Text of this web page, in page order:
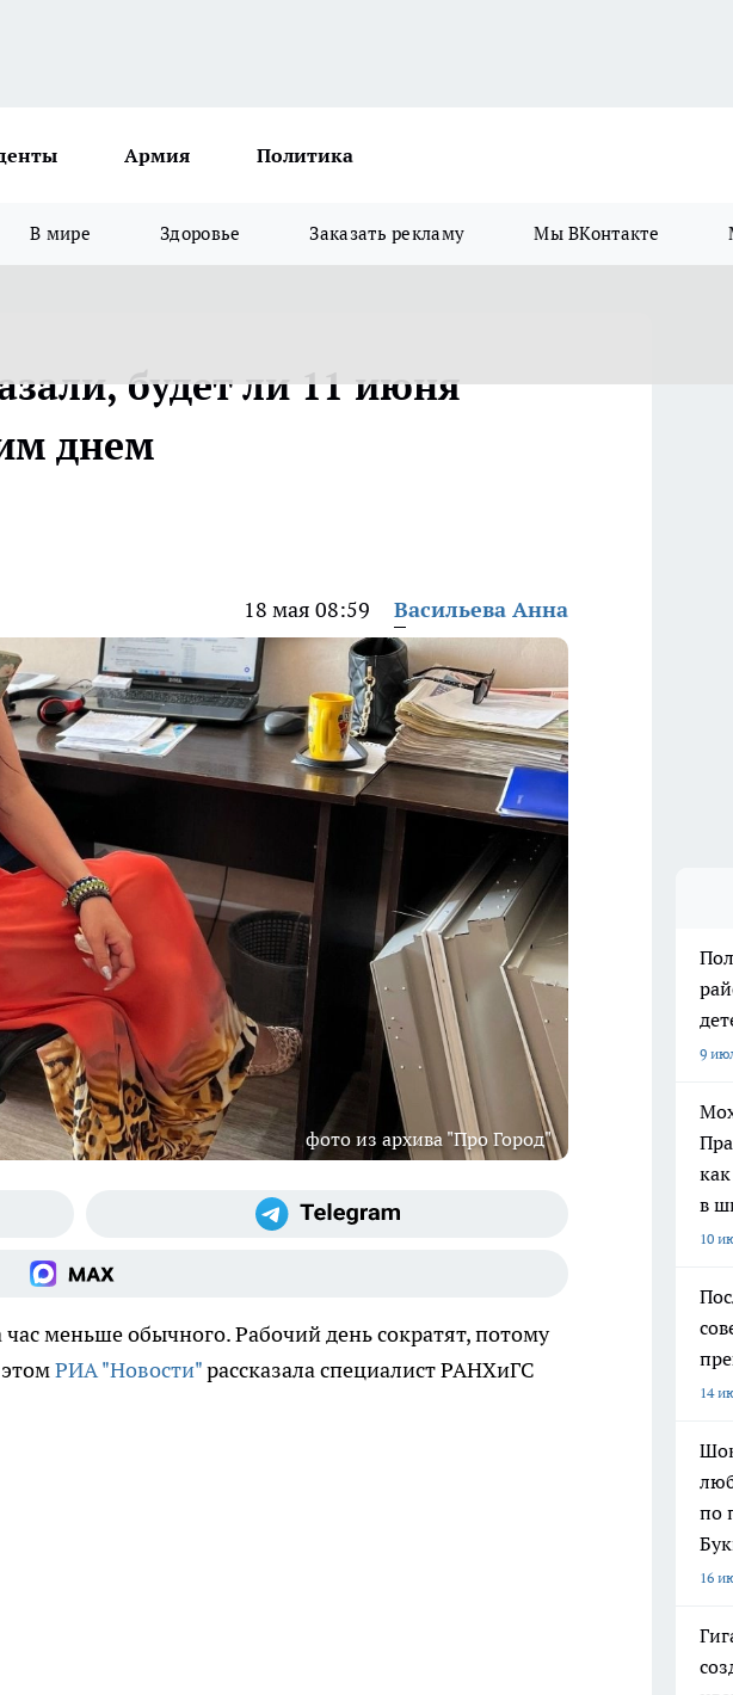
Армия Политика
В мире Здоровье Заказать рекламу Мы ВКонтакте
будет ли 11 июня
днем
18 мая 08:59 Васильева Анна
фото из архива "Про Город"
меньше обычного. Рабочий день сократят, потому
РИА "Новости"рассказала специалист РАНХиГС
9
в
10
14
по
16